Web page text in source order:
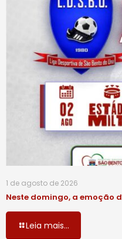
1 de agosto de 2026
Neste domingo, a emoção
Leia mais...